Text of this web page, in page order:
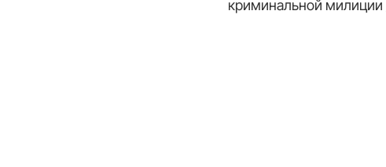
криминальной милиции